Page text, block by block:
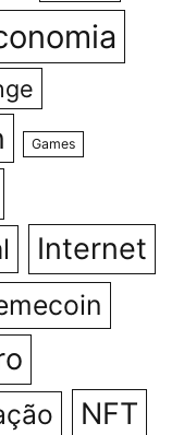
Games
Internet
NFT